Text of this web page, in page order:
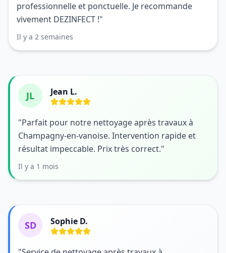
professionnelle et ponctuelle. Je recommande
vivement DEZINFECT !"
Il y a 2 semaines
JL Jean L.
"Parfait pour notre nettoyage après travaux à
Champagny-en-vanoise. Intervention rapide et
résultat impeccable. Prix très correct."
Il y a 1 mois
SD Sophie D.